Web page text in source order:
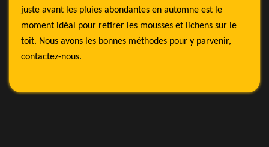
juste avant les pluies abondantes en automne est le
moment idéal pour retirer les mousses et lichens sur le
toit. Nous avons les bonnes méthodes pour y parvenir,
contactez-nous.